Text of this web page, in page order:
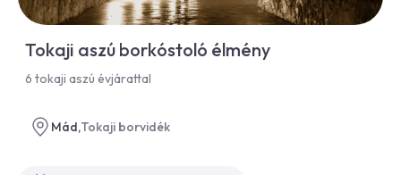
Tokaji aszú borkóstoló élmény
6 tokaji aszú évjárattal
Mád,Tokaji borvidék